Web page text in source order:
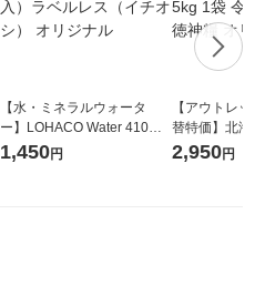
【水・ミネラルウォータ
ー】LOHACO Water 410ml
1箱（20本入）ラベルレス
（イチオシ） オリジナル
1,450円
【アウトレッ
替特価】北海
し 精白米 5kg
米 木徳神糧 オ
2,950円